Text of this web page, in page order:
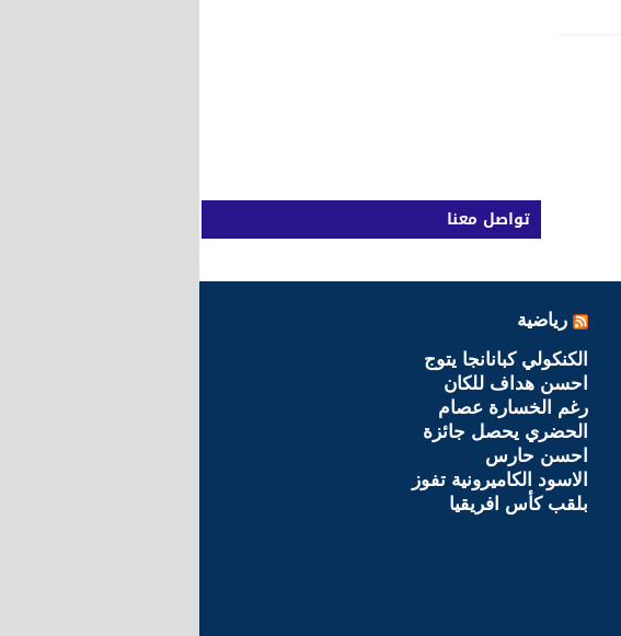
تواصل معنا
رياضية
الكنكولي كبانانجا يتوج
احسن هداف للكان
رغم الخسارة عصام
الحضري يحصل جائزة
احسن حارس
الاسود الكاميرونية تفوز
بلقب كأس افريقيا